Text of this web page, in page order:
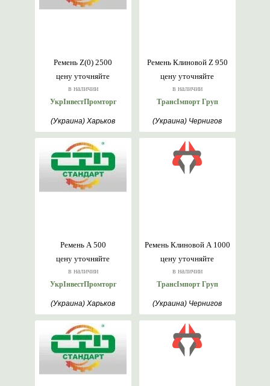
цену уточняйте
в наличии
Ремень Z(0) 2500
УкрІнвестПромторг
(Украина) Харьков
цену уточняйте
в наличии
Ремень Клиновой Z 950
ТрансІмпорт Груп
(Украина) Чернигов
цену уточняйте
в наличии
Ремень А 500
УкрІнвестПромторг
(Украина) Харьков
цену уточняйте
в наличии
Ремень Клиновой А 1000
ТрансІмпорт Груп
(Украина) Чернигов